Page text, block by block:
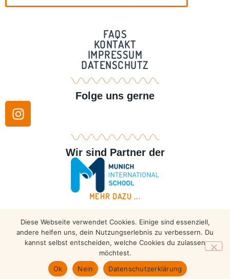
FAQS
KONTAKT
IMPRESSUM
DATENSCHUTZ
Folge uns gerne
Wir sind Partner der
MEHR DAZU ...
Copyright © 2026 – Taekwondo Ammersee | All rights
reserved.
Diese Webseite verwendet Cookies. Einige sind essenziell,
andere helfen uns, dein Nutzungserlebnis zu verbessern. Du
kannst selbst entscheiden, welche Cookies du zulassen
möchtest.
Ok
Nein Datenschutzerklärung